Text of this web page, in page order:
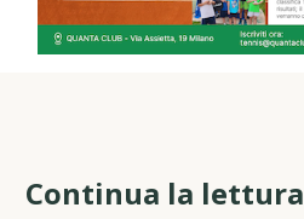
Continua la lettura